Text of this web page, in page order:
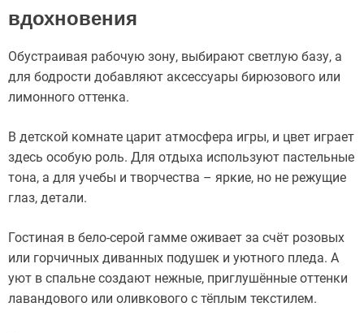
вдохновения
Обустраивая рабочую зону, выбирают светлую базу, а
для бодрости добавляют аксессуары бирюзового или
лимонного оттенка.
В детской комнате царит атмосфера игры, и цвет играет
здесь особую роль. Для отдыха используют пастельные
тона, а для учебы и творчества – яркие, но не режущие
глаз, детали.
Гостиная в бело-серой гамме оживает за счёт розовых
или горчичных диванных подушек и уютного пледа. А
уют в спальне создают нежные, приглушённые оттенки
лавандового или оливкового с тёплым текстилем.